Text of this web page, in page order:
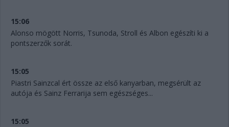
15:06
Alonso mögött Norris, Tsunoda, Stroll és Albon egészíti ki a
pontszerzők sorát.
15:05
Piastri Sainzcal ért össze az első kanyarban, megsérült az
autója és Sainz Ferrarija sem egészséges...
15:05